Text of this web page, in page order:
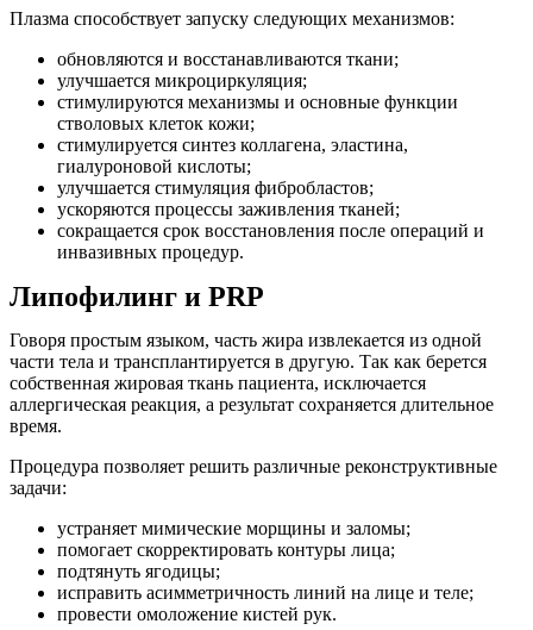
Плазма способствует запуску следующих механизмов:
обновляются и восстанавливаются ткани;
улучшается микроциркуляция;
стимулируются механизмы и основные функции
стволовых клеток кожи;
стимулируется синтез коллагена, эластина,
гиалуроновой кислоты;
улучшается стимуляция фибробластов;
ускоряются процессы заживления тканей;
сокращается срок восстановления после операций и
инвазивных процедур.
Липофилинг и PRP
Говоря простым языком, часть жира извлекается из одной
части тела и трансплантируется в другую. Так как берется
собственная жировая ткань пациента, исключается
аллергическая реакция, а результат сохраняется длительное
время.
Процедура позволяет решить различные реконструктивные
задачи:
устраняет мимические морщины и заломы;
помогает скорректировать контуры лица;
подтянуть ягодицы;
исправить асимметричность линий на лице и теле;
провести омоложение кистей рук.